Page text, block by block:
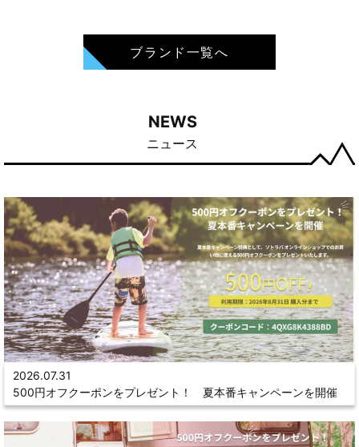
ブランド一覧へ
NEWS
ニュース
2026.07.31
500円オフクーポンをプレゼント！ 夏本番キャンペーンを開催